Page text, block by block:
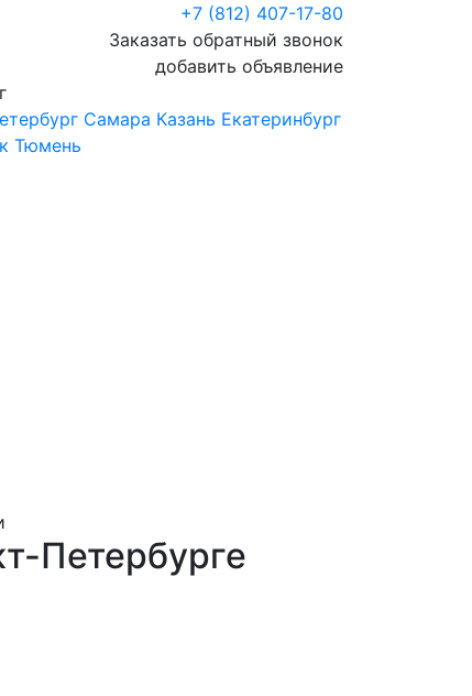
+7 (812) 407-17-80
Заказать обратный звонок
добавить объявление
Самара Казань Екатеринбург
Тюмень
Петербурге